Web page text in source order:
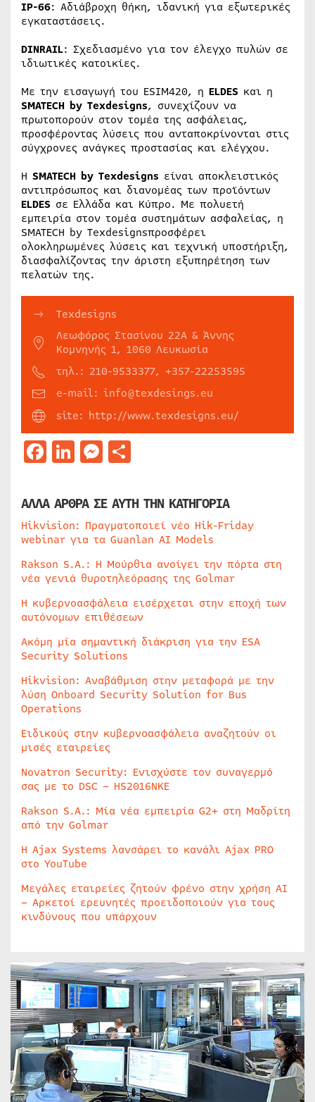
IP-66: Αδιάβροχη θήκη, ιδανική για εξωτερικές
εγκαταστάσεις.
DINRAIL: Σχεδιασμένο για τον έλεγχο πυλών σε
ιδιωτικές κατοικίες.
Με την εισαγωγή του ESIM420, η ELDES και η
SMATECH by Texdesigns, συνεχίζουν να
πρωτοπορούν στον τομέα της ασφάλειας,
προσφέροντας λύσεις που ανταποκρίνονται στις
σύγχρονες ανάγκες προστασίας και ελέγχου.
Η SMATECH by Texdesigns είναι αποκλειστικός
αντιπρόσωπος και διανομέας των προϊόντων
ELDES σε Ελλάδα και Κύπρο. Με πολυετή
εμπειρία στον τομέα συστημάτων ασφαλείας, η
SMATECH by Texdesignsπροσφέρει
ολοκληρωμένες λύσεις και τεχνική υποστήριξη,
διασφαλίζοντας την άριστη εξυπηρέτηση των
πελατών της.
Texdesigns
Λεωφόρος Στασίνου 22Α & Άννης
Κομνηνής 1, 1060 Λευκωσία
τηλ.: 210-9533377, +357-22253595
e-mail: info@texdesings.eu
site: http://www.texdesigns.eu/
Facebook
LinkedIn
Messenger
ΑΛΛΑ ΑΡΘΡΑ ΣΕ ΑΥΤΗ ΤΗΝ ΚΑΤΗΓΟΡΙΑ
Hikvision: Πραγματοποιεί νέο Hik-Friday
webinar για τα Guanlan AI Models
Rakson S.A.: Η Μούρθια ανοίγει την πόρτα στη
νέα γενιά θυροτηλεόρασης της Golmar
Η κυβερνοασφάλεια εισέρχεται στην εποχή των
αυτόνομων επιθέσεων
Ακόμη μία σημαντική διάκριση για την ESA
Security Solutions
Hikvision: Αναβάθμιση στην μεταφορά με την
λύση Onboard Security Solution for Bus
Operations
Ειδικούς στην κυβερνοασφάλεια αναζητούν οι
μισές εταιρείες
Novatron Security: Ενισχύστε τον συναγερμό
σας με το DSC – HS2016NKE
Rakson S.A.: Μία νέα εμπειρία G2+ στη Μαδρίτη
από την Golmar
Η Ajax Systems λανσάρει το κανάλι Ajax PRO
στο YouTube
Μεγάλες εταιρείες ζητούν φρένο στην χρήση AI
– Αρκετοί ερευνητές προειδοποιούν για τους
κινδύνους που υπάρχουν